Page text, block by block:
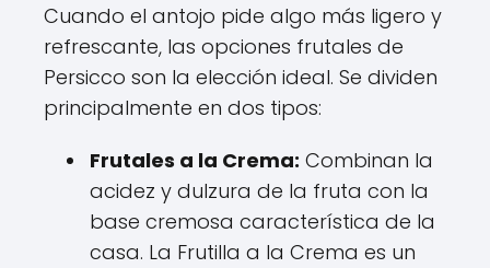
Cuando el antojo pide algo más ligero y
refrescante, las opciones frutales de
Persicco son la elección ideal. Se dividen
principalmente en dos tipos:
Frutales a la Crema: Combinan la
acidez y dulzura de la fruta con la
base cremosa característica de la
casa. La Frutilla a la Crema es un